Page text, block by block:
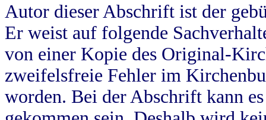
Autor dieser Abschrift ist der
Er weist auf folgende
von einer Kopie des Original-
zweifelsfreie Fehler im
worden. Bei der Abschrift kann